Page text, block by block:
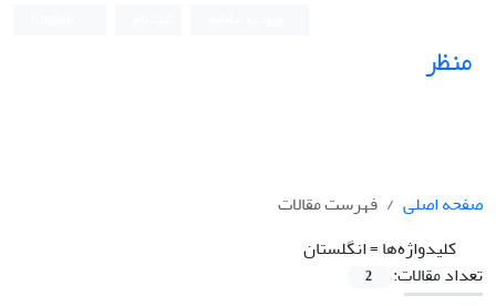
منظر
صفحه اصلی
فهرست مقالات
کلیدواژه‌ها =انگلستان
تعداد مقالات:
2